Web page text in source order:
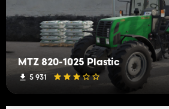
MTZ 820-1025 Plastic
5 931